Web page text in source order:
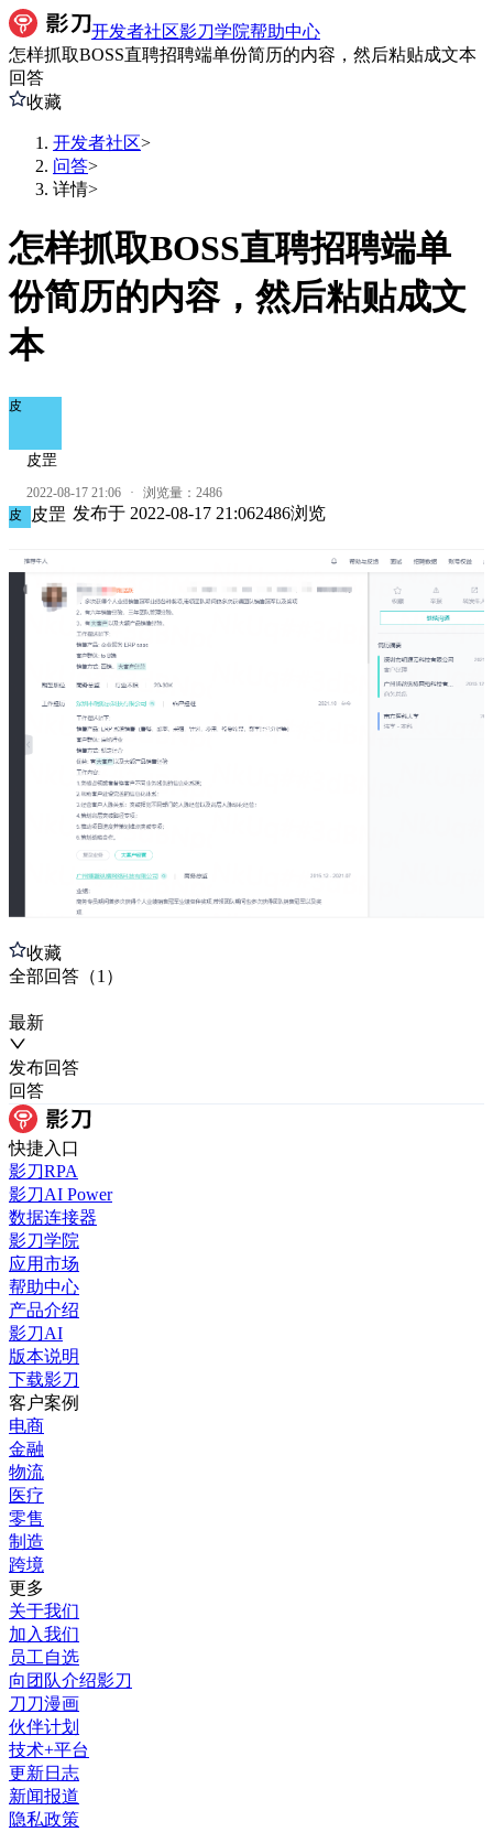
开发者社区影刀学院帮助中心
怎样抓取BOSS直聘招聘端单份简历的内容，然后粘贴成文本
回答
收藏
开发者社区>
问答>
详情>
怎样抓取BOSS直聘招聘端单
份简历的内容，然后粘贴成文
本
皮
皮罡
2022-08-17 21:06 · 浏览量： 2486
皮
皮罡 发布于 2022-08-17 21:062486浏览
收藏
全部回答 （1）
最新
发布回答
回答
快捷入口
影刀RPA
影刀AI Power
数据连接器
影刀学院
应用市场
帮助中心
产品介绍
影刀AI
版本说明
下载影刀
客户案例
电商
金融
物流
医疗
零售
制造
跨境
更多
关于我们
加入我们
员工自选
向团队介绍影刀
刀刀漫画
伙伴计划
技术+平台
更新日志
新闻报道
隐私政策